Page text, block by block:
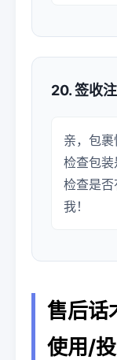
20. 签收
亲，包
检查包
检查是
我！
售后话
使用/投